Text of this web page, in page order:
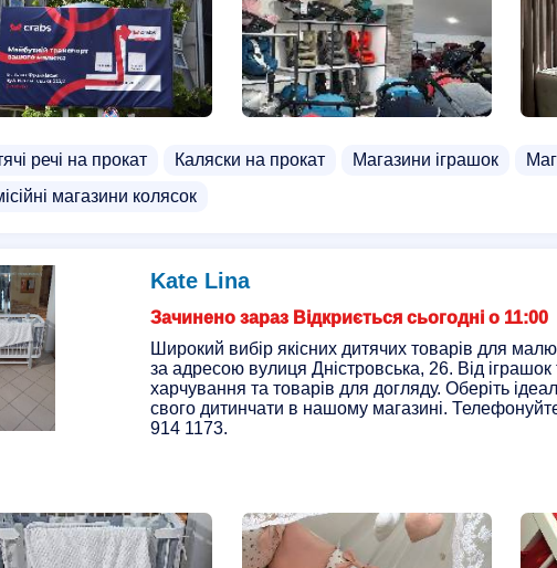
речі на прокат Каляски на прокат Магазини іграшок
магазини колясок
Kate Lina
Зачинено зараз Відкриється сьогодні о 11:00
Широкий вибір якісних дитячих товарів для
за адресою вулиця Дністровська, 26. Від іграшок
харчування та товарів для догляду. Оберіть
свого дитинчати в нашому магазині.
914 1173.